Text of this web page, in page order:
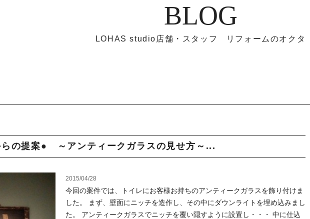
BLOG
LOHAS studio店舗・スタッフ リフォームのオクタ
の提案● ～アンティークガラスの見せ方～...
2015/04/28
今回の案件では、トイレにお客様お持ちのアンティークガラスを飾り付けま
した。 まず、壁面にニッチを造作し、その中にダウンライトを埋め込みまし
た。 アンティークガラスでニッチを覆い隠すように設置し・・・ 中に仕込